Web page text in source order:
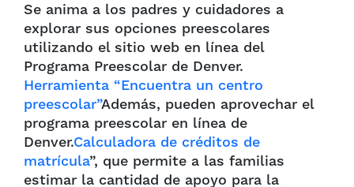
Se anima a los padres y cuidadores a
explorar sus opciones preescolares
utilizando el sitio web en línea del
Programa Preescolar de Denver.
Herramienta “Encuentra un centro
preescolar”Además, pueden aprovechar el
programa preescolar en línea de
Denver.Calculadora de créditos de
matrícula”, que permite a las familias
estimar la cantidad de apoyo para la